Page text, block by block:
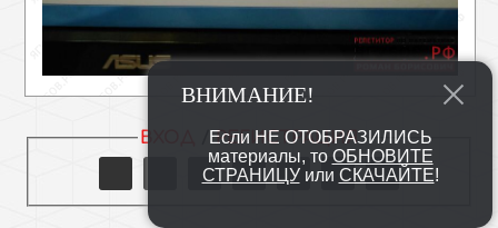
ВНИМАНИЕ!
Если НЕ ОТОБРАЗИЛИСЬ
материалы, то ОБНОВИТЕ
СТРАНИЦУ или СКАЧАЙТЕ!
ВХОД РЕГИСТРАЦИЯ